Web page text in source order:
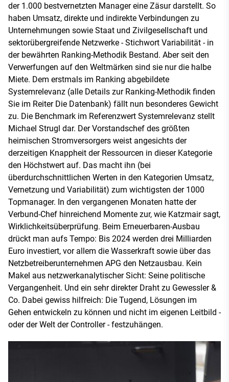
der 1.000 bestvernetzten Manager eine Zäsur darstellt. So
haben Umsatz, direkte und indirekte Verbindungen zu
Unternehmungen sowie Staat und Zivilgesellschaft und
sektorübergreifende Netzwerke - Stichwort Variabilität - in
der bewährten Ranking-Methodik Bestand. Aber seit den
Verwerfungen auf den Weltmärken sind sie nur die halbe
Miete. Dem erstmals im Ranking abgebildete
Systemrelevanz (alle Details zur Ranking-Methodik finden
Sie im Reiter Die Datenbank) fällt nun besonderes Gewicht
zu. Die Benchmark im Referenzwert Systemrelevanz stellt
Michael Strugl dar. Der Vorstandschef des größten
heimischen Stromversorgers weist angesichts der
derzeitigen Knappheit der Ressourcen in dieser Kategorie
den Höchstwert auf. Das macht ihn (bei
überdurchschnittlichen Werten in den Kategorien Umsatz,
Vernetzung und Variabilität) zum wichtigsten der 1000
Topmanager. In den vergangenen Monaten hatte der
Verbund-Chef hinreichend Momente zur, wie Katzmair sagt,
Wirklichkeitsüberprüfung. Beim Erneuerbaren-Ausbau
drückt man aufs Tempo: Bis 2024 werden drei Milliarden
Euro investiert, vor allem die Wasserkraft sowie über das
Netzbetreiberunternehmen APG den Netzausbau. Kein
Makel aus netzwerkanalytischer Sicht: Seine politische
Vergangenheit. Und ein sehr direkter Draht zu Gewessler &
Co. Dabei gewiss hilfreich: Die Tugend, Lösungen im
Gehen entwickeln zu können und nicht im eigenen Leitbild -
oder der Welt der Controller - festzuhängen.